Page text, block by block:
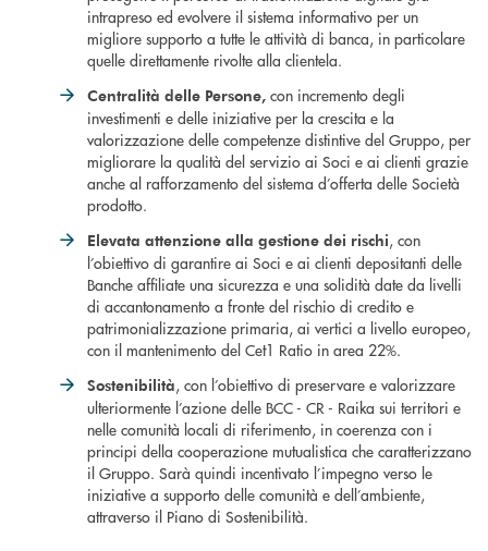
intrapreso ed evolvere il sistema informativo per un
migliore supporto a tutte le attività di banca, in particolare
quelle direttamente rivolte alla clientela.
Centralità delle Persone, con incremento degli
investimenti e delle iniziative per la crescita e la
valorizzazione delle competenze distintive del Gruppo, per
migliorare la qualità del servizio ai Soci e ai clienti grazie
anche al rafforzamento del sistema d’offerta delle Società
prodotto.
Elevata attenzione alla gestione dei rischi, con
l’obiettivo di garantire ai Soci e ai clienti depositanti delle
Banche affiliate una sicurezza e una solidità date da livelli
di accantonamento a fronte del rischio di credito e
patrimonializzazione primaria, ai vertici a livello europeo,
con il mantenimento del Cet1 Ratio in area 22%.
Sostenibilità, con l’obiettivo di preservare e valorizzare
ulteriormente l’azione delle BCC - CR - Raika sui territori e
nelle comunità locali di riferimento, in coerenza con i
principi della cooperazione mutualistica che caratterizzano
il Gruppo. Sarà quindi incentivato l’impegno verso le
iniziative a supporto delle comunità e dell’ambiente,
attraverso il Piano di Sostenibilità.